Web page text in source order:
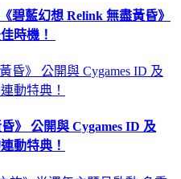
碧藍幻想 Relink 無盡黃昏》
時機！
》 公開與 Cygames ID 及
動特典！